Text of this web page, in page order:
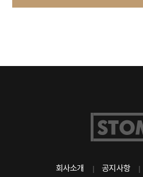
회사소개 공지사항